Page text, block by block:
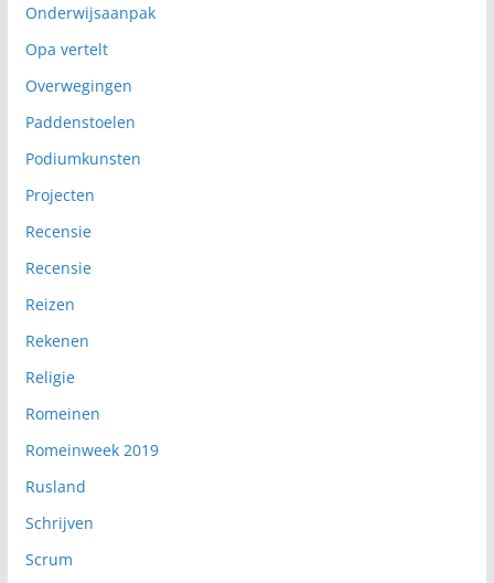
Onderwijsaanpak
Opa vertelt
Overwegingen
Paddenstoelen
Podiumkunsten
Projecten
Recensie
Recensie
Reizen
Rekenen
Religie
Romeinen
Romeinweek 2019
Rusland
Schrijven
Scrum